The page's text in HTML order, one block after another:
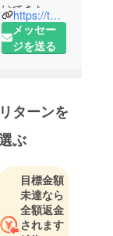
けてきたク
リエイター
集団てす。
ンティング
体験型カー
ドゲーム
「マウン
ティング
ワールド」
を絶賛製作
中！第一弾
https://twitter.com/mw21955232?s=21
メッセー
ジを送る
リターンを
ぶ
目標金額
未達なら
全額返金
されます